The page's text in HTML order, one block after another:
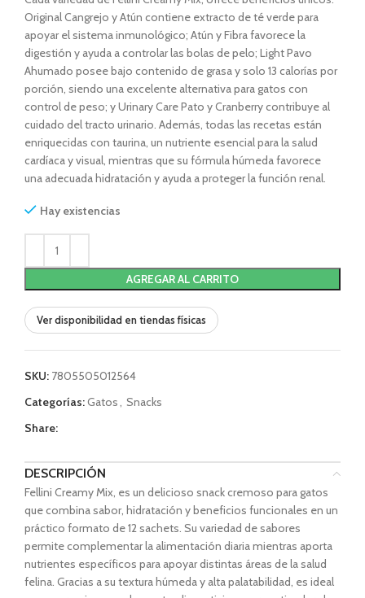
Original Cangrejo y Atún contiene extracto de té verde para
apoyar el sistema inmunológico; Atún y Fibra favorece la
digestión y ayuda a controlar las bolas de pelo; Light Pavo
Ahumado posee bajo contenido de grasa y solo 13 calorías por
porción, siendo una excelente alternativa para gatos con
control de peso; y Urinary Care Pato y Cranberry contribuye al
cuidado del tracto urinario. Además, todas las recetas están
enriquecidas con taurina, un nutriente esencial para la salud
cardíaca y visual, mientras que su fórmula húmeda favorece
una adecuada hidratación y ayuda a proteger la función renal.
Hay existencias
AGREGAR AL CARRITO
Ver disponibilidad en tiendas físicas
SKU: 7805505012564
Categorías:Gatos, Snacks
Share:
DESCRIPCIÓN
Fellini Creamy Mix, es un delicioso snack cremoso para gatos
que combina sabor, hidratación y beneficios funcionales en un
práctico formato de 12 sachets. Su variedad de sabores
permite complementar la alimentación diaria mientras aporta
nutrientes específicos para apoyar distintas áreas de la salud
felina. Gracias a su textura húmeda y alta palatabilidad, es ideal